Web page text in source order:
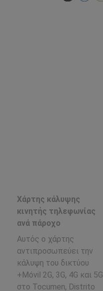
Χάρτης κάλυψης
κινητής τηλεφωνίας
ανά πάροχο
Αυτός ο χάρτης
αντιπροσωπεύει την
κάλυψη του δικτύου
+Móvil 2G, 3G, 4G και 5G
στο Tocumen, Distrito